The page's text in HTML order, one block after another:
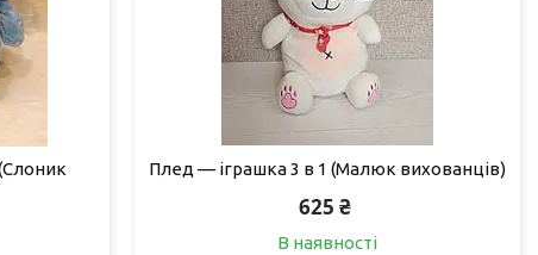
Плед — іграшка 3 в 1 (Малюк вихованців)
625 ₴
В наявності